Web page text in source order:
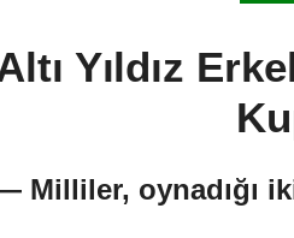
Yıldız
oynadığı iki